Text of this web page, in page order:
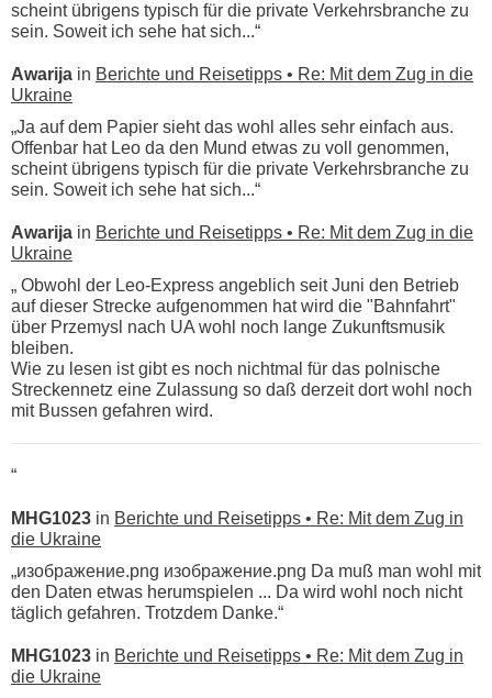
scheint übrigens typisch für die private Verkehrsbranche zu
sein. Soweit ich sehe hat sich...“
Awarija in Berichte und Reisetipps • Re: Mit dem Zug in die
Ukraine
„Ja auf dem Papier sieht das wohl alles sehr einfach aus.
Offenbar hat Leo da den Mund etwas zu voll genommen,
scheint übrigens typisch für die private Verkehrsbranche zu
sein. Soweit ich sehe hat sich...“
Awarija in Berichte und Reisetipps • Re: Mit dem Zug in die
Ukraine
„ Obwohl der Leo-Express angeblich seit Juni den Betrieb
auf dieser Strecke aufgenommen hat wird die "Bahnfahrt"
über Przemysl nach UA wohl noch lange Zukunftsmusik
bleiben.
Wie zu lesen ist gibt es noch nichtmal für das polnische
Streckennetz eine Zulassung so daß derzeit dort wohl noch
mit Bussen gefahren wird.
“
MHG1023 in Berichte und Reisetipps • Re: Mit dem Zug in
die Ukraine
„изображение.png изображение.png Da muß man wohl mit
den Daten etwas herumspielen ... Da wird wohl noch nicht
täglich gefahren. Trotzdem Danke.“
MHG1023 in Berichte und Reisetipps • Re: Mit dem Zug in
die Ukraine